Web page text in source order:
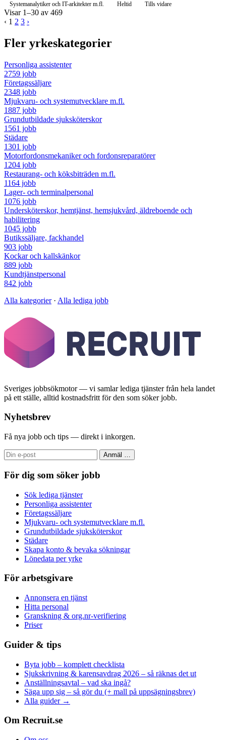
Systemanalytiker och IT-arkitekter m.fl. Heltid Tills vidare
Visar 1–30 av 469
‹ 1 2 3 ›
Fler yrkeskategorier
Personliga assistenter
2759 jobb
Företagssäljare
2348 jobb
Mjukvaru- och systemutvecklare m.fl.
1887 jobb
Grundutbildade sjuksköterskor
1561 jobb
Städare
1301 jobb
Motorfordonsmekaniker och fordonsreparatörer
1204 jobb
Restaurang- och köksbiträden m.fl.
1164 jobb
Lager- och terminalpersonal
1076 jobb
Undersköterskor, hemtjänst, hemsjukvård, äldreboende och
habilitering
1045 jobb
Butikssäljare, fackhandel
903 jobb
Kockar och kallskänkor
889 jobb
Kundtjänstpersonal
842 jobb
Alla kategorier· Alla lediga jobb
Sveriges jobbsökmotor — vi samlar lediga tjänster från hela landet
på ett ställe, alltid kostnadsfritt för den som söker jobb.
Nyhetsbrev
Få nya jobb och tips — direkt i inkorgen.
Anmäl …
För dig som söker jobb
Sök lediga tjänster
Personliga assistenter
Företagssäljare
Mjukvaru- och systemutvecklare m.fl.
Grundutbildade sjuksköterskor
Städare
Skapa konto & bevaka sökningar
Lönedata per yrke
För arbetsgivare
Annonsera en tjänst
Hitta personal
Granskning & org.nr-verifiering
Priser
Guider & tips
Byta jobb – komplett checklista
Sjukskrivning & karensavdrag 2026 – så räknas det ut
Anställningsavtal – vad ska ingå?
Säga upp sig – så gör du (+ mall på uppsägningsbrev)
Alla guider →
Om Recruit.se